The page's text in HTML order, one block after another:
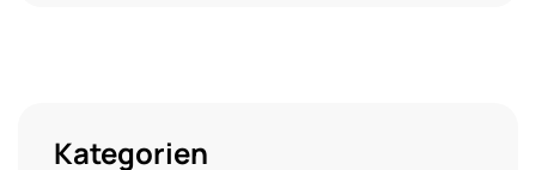
Kategorien